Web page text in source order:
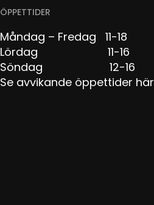
ÖPPETTIDER
Måndag – Fredag 11-18
Lördag 11-16
Söndag 12-16
Se avvikande öppettider här